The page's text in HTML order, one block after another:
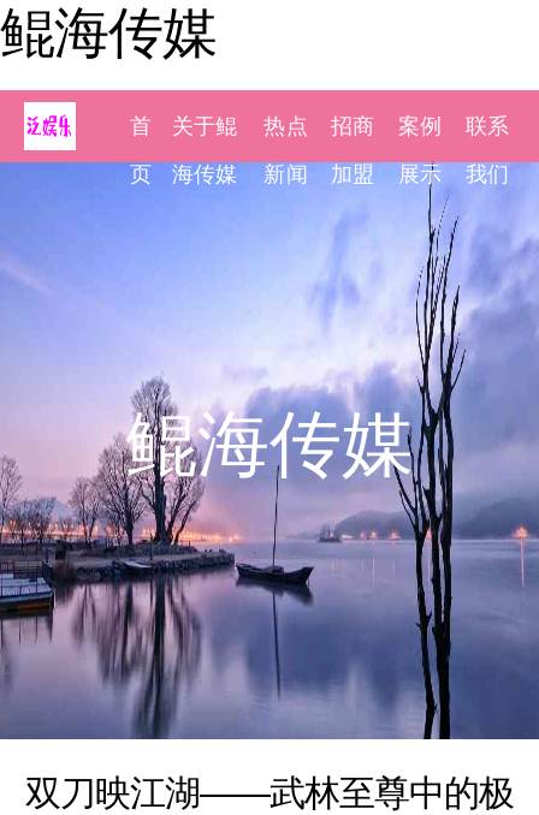
鲲海传媒
首
页
关于鲲
海传媒
热点
新闻
招商
加盟
案例
展示
联系
我们
鲲海传媒
双刀映江湖——武林至尊中的极